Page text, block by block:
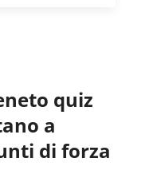
quiz
a
di forza